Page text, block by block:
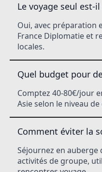
Le voyage seul est-il
Oui, avec préparation
France Diplomatie et
locales.
Quel budget pour
Comptez 40-80€/jour
Asie selon le niveau
Comment éviter la
Séjournez en auberge
activités de groupe,